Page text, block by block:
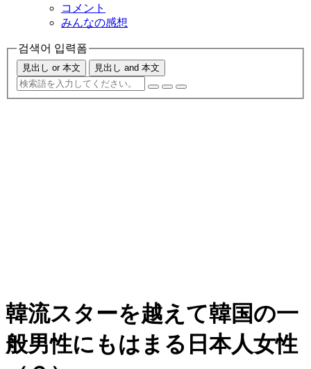
コメント
みんなの感想
검색어 입력폼
見出し or 本文 見出し and 本文
韓流スターを越えて韓国の一
般男性にもはまる日本人女性